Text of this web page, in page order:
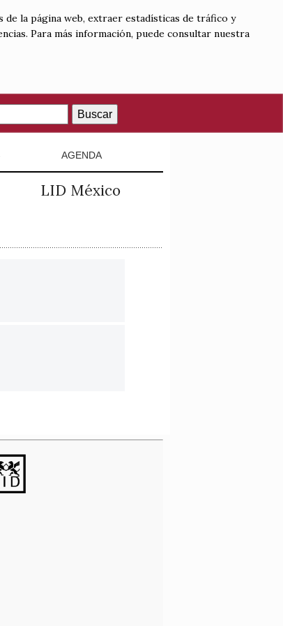
la página web, extraer estadísticas de tráfico y
Para más información, puede consultar nuestra
Buscar
AGENDA
LID México